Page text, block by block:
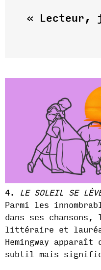
« Lecteur,
4.
LE SOLEIL SE
Parmi les
dans ses
littéraire et
Hemingway
subtil mais